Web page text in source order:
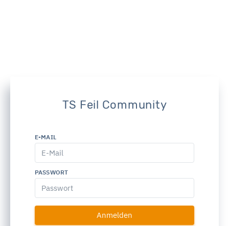
TS Feil Community
E-MAIL
PASSWORT
Anmelden